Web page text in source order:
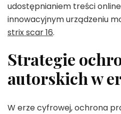
udostępnianiem treści
innowacyjnym urządzeniu
strix scar 16.
Strategie
autorskich w
W erze cyfrowej, ochrona